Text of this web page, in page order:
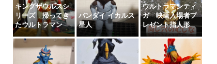
キングザウルスシ
リーズ 帰ってき
たウルトラマン
バンダイ イカルス
星人
ウルトラマンティ
ガ 映画入場者プ
レゼント指人形